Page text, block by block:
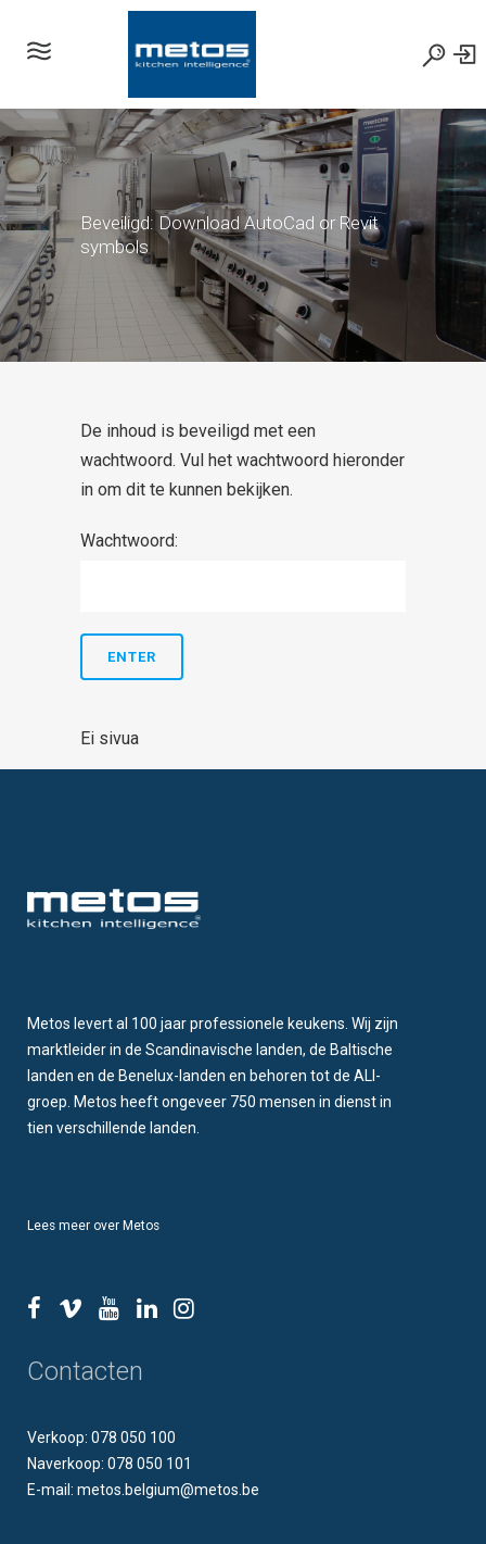
Beveiligd: Download AutoCad or Revit
symbols
De inhoud is beveiligd met een
wachtwoord. Vul het wachtwoord hieronder
in om dit te kunnen bekijken.
Wachtwoord:
Ei sivua
Metos levert al 100 jaar professionele keukens. Wij zijn
marktleider in de Scandinavische landen, de Baltische
landen en de Benelux-landen en behoren tot de ALI-
groep. Metos heeft ongeveer 750 mensen in dienst in
tien verschillende landen.
Lees meer over Metos
Contacten
Verkoop: 078 050 100
Naverkoop: 078 050 101
E-mail: metos.belgium@metos.be